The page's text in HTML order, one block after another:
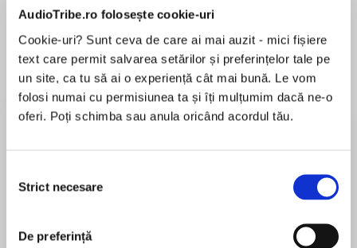
AudioTribe.ro folosește cookie-uri
Cookie-uri? Sunt ceva de care ai mai auzit - mici fișiere
text care permit salvarea setărilor și preferințelor tale pe
un site, ca tu să ai o experiență cât mai bună. Le vom
folosi numai cu permisiunea ta și îți mulțumim dacă ne-o
oferi. Poți schimba sau anula oricând acordul tău.
consimțământului
Strict necesare
De preferință
Desprecarte
De ce existăm? Cum s-au transformat atomii și
cu adevărat să ai minte, să gândești? Până
aceste întrebări existențiale. Călătoria minții
În acest moment nu există recenzii